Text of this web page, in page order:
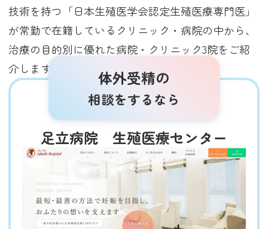
技術を持つ「日本生殖医学会認定生殖医療専門医」
が常勤で在籍しているクリニック・病院の中から、
治療の目的別に優れた病院・クリニック3院をご紹
介します（2025年3月調査時点）。
体外受精の
相談をするなら
足立病院 生殖医療センター